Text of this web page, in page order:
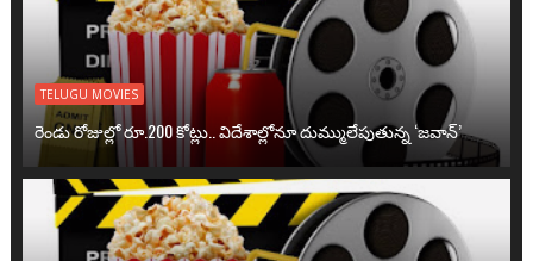
TELUGU MOVIES
రెండు రోజుల్లో రూ.200 కోట్లు.. విదేశాల్లోనూ దుమ్ములేపుతున్న ‘జవాన్’